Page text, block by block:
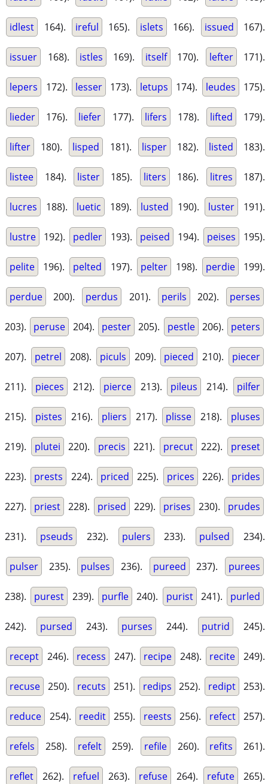
idlest 164). ireful 165). islets 166). issued 167).
issuer 168). istles 169). itself 170). lefter 171).
lepers 172). lesser 173). letups 174). leudes 175).
lieder 176). liefer 177). lifers 178). lifted 179).
lifter 180). lisped 181). lisper 182). listed 183).
listee 184). lister 185). liters 186). litres 187).
lucres 188). luetic 189). lusted 190). luster 191).
lustre 192). pedler 193). peised 194). peises 195).
pelite 196). pelted 197). pelter 198). perdie 199).
perdue 200). perdus 201). perils 202). perses
203). peruse 204). pester 205). pestle 206). peters
207). petrel 208). piculs 209). pieced 210). piecer
211). pieces 212). pierce 213). pileus 214). pilfer
215). pistes 216). pliers 217). plisse 218). pluses
219). plutei 220). precis 221). precut 222). preset
223). prests 224). priced 225). prices 226). prides
227). priest 228). prised 229). prises 230). prudes
231). pseuds 232). pulers 233). pulsed 234).
pulser 235). pulses 236). pureed 237). purees
238). purest 239). purfle 240). purist 241). purled
242). pursed 243). purses 244). putrid 245).
recept 246). recess 247). recipe 248). recite 249).
recuse 250). recuts 251). redips 252). redipt 253).
reduce 254). reedit 255). reests 256). refect 257).
refels 258). refelt 259). refile 260). refits 261).
reflet 262). refuel 263). refuse 264). refute 265).